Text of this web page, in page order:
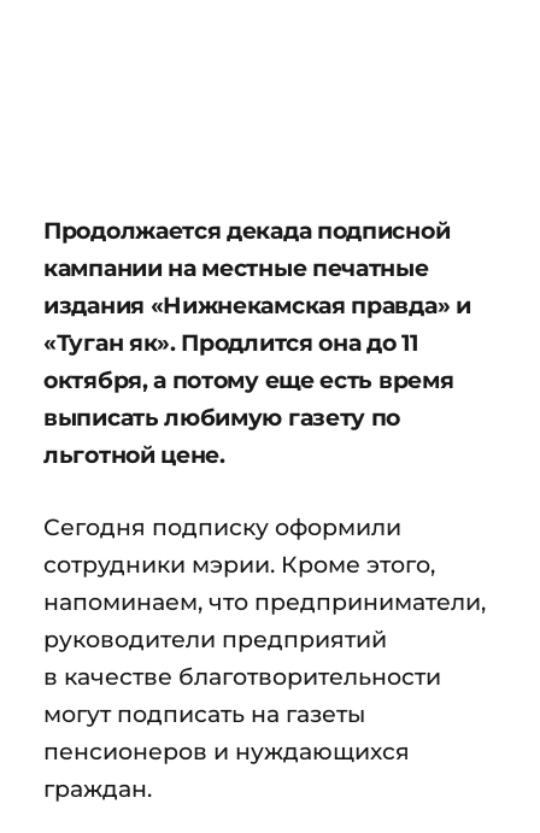
Продолжается декада подписной
кампании на местные печатные
издания «Нижнекамская правда» и
«Туган як». Продлится она до 11
октября, а потому еще есть время
выписать любимую газету по
льготной цене.
Сегодня подписку оформили
сотрудники мэрии. Кроме этого,
напоминаем, что предприниматели,
руководители предприятий
в качестве благотворительности
могут подписать на газеты
пенсионеров и нуждающихся
граждан.